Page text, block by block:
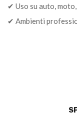
✔ Uso su auto,
✔ Ambienti